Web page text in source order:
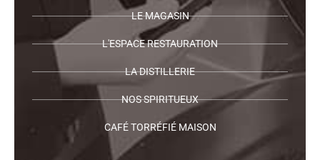
LE MAGASIN
L'ESPACE RESTAURATION
LA DISTILLERIE
NOS SPIRITUEUX
CAFÉ TORRÉFIÉ MAISON